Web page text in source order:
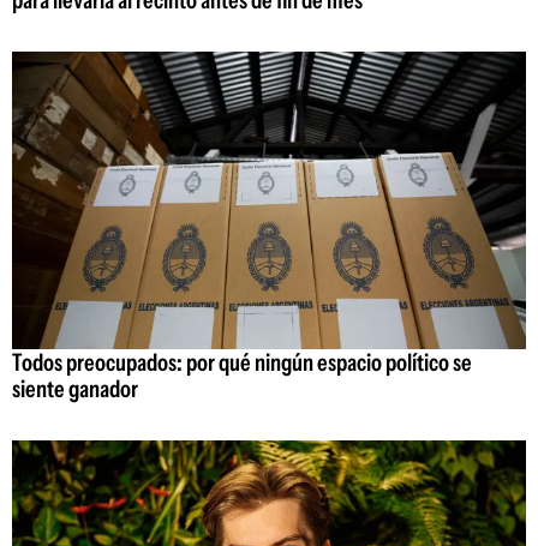
Todos preocupados: por qué ningún espacio político se
siente ganador